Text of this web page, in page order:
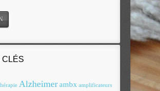
CLÉS
Alzheimerambx amplificateurs